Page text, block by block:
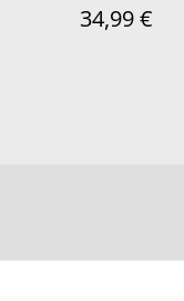
34,99 €